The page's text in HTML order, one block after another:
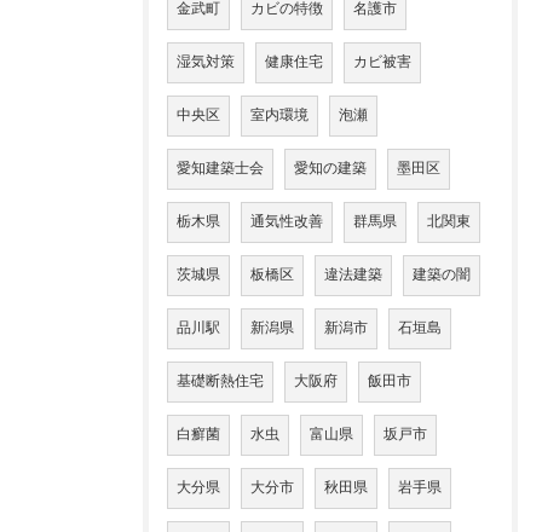
金武町 カビの特徴 名護市
湿気対策 健康住宅 カビ被害
中央区 室内環境 泡瀬
愛知建築士会 愛知の建築 墨田区
栃木県 通気性改善 群馬県 北関東
茨城県 板橋区 違法建築 建築の闇
品川駅 新潟県 新潟市 石垣島
基礎断熱住宅 大阪府 飯田市
白癬菌 水虫 富山県 坂戸市
大分県 大分市 秋田県 岩手県